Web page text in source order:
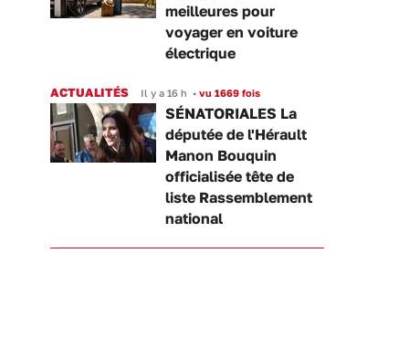
meilleures pour
voyager en voiture
électrique
ACTUALITÉS Il y a 16 h • vu 1669 fois
SÉNATORIALES La
députée de l'Hérault
Manon Bouquin
officialisée tête de
liste Rassemblement
national